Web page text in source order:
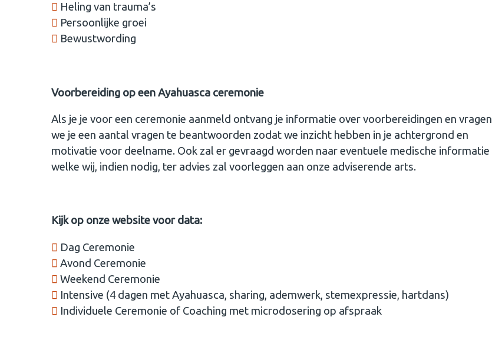
Heling van trauma’s
Persoonlijke groei
Bewustwording
Voorbereiding op een Ayahuasca ceremonie
Als je je voor een ceremonie aanmeld ontvang je informatie over voorbereidingen en vragen
we je een aantal vragen te beantwoorden zodat we inzicht hebben in je achtergrond en
motivatie voor deelname. Ook zal er gevraagd worden naar eventuele medische informatie
welke wij, indien nodig, ter advies zal voorleggen aan onze adviserende arts.
Kijk op onze website voor data:
Dag Ceremonie
Avond Ceremonie
Weekend Ceremonie
Intensive (4 dagen met Ayahuasca, sharing, ademwerk, stemexpressie, hartdans)
Individuele Ceremonie of Coaching met microdosering op afspraak